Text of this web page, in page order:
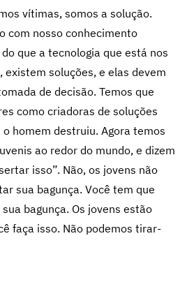
vítimas, somos a solução.
com nosso conhecimento
que a tecnologia que está nos
soluções, e elas devem
de decisão. Temos que
como criadoras de soluções
homem destruiu. Agora temos
ao redor do mundo, e dizem
isso”. Não, os jovens não
sua bagunça. Você tem que
bagunça. Os jovens estão
faça isso. Não podemos tirar-